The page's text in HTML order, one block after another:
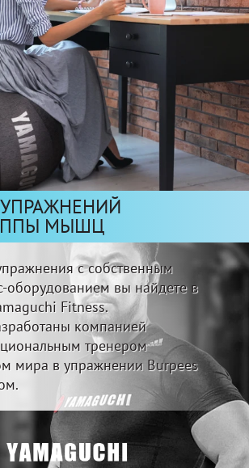
УПРАЖНЕНИЙ
МЫШЦ
с собственным
оборудованием вы найдете в
Fitness.
компанией
тренером
мира в упражнении Burpees